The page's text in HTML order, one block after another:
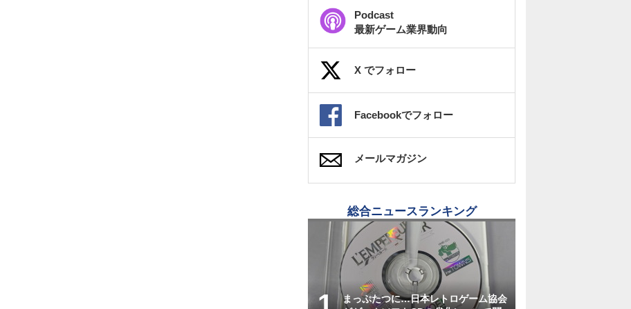
Podcast
最新ゲーム業界動向
X でフォロー
Facebookでフォロー
メールマガジン
総合ニュースランキング
まっぷたつに…日本レトロゲーム協会